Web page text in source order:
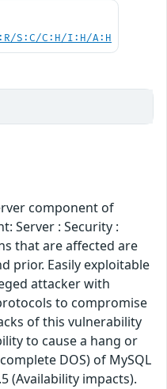
S:C/C:H/I:H/A:H
component of
Server : Security :
that are affected are
prior. Easily exploitable
attacker with
to compromise
of this vulnerability
to cause a hang or
DOS) of MySQL
(Availability impacts).